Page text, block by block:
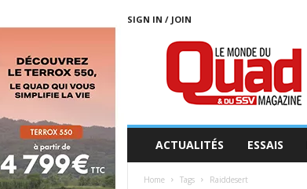
SIGN IN / JOIN
ACTUALITÉS ESSAIS
Home Tags Raiddesert